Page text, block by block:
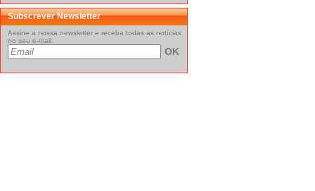
Subscrever Newsletter
Assine a nossa newsletter e receba todas as notícias
no seu e-mail.
OK